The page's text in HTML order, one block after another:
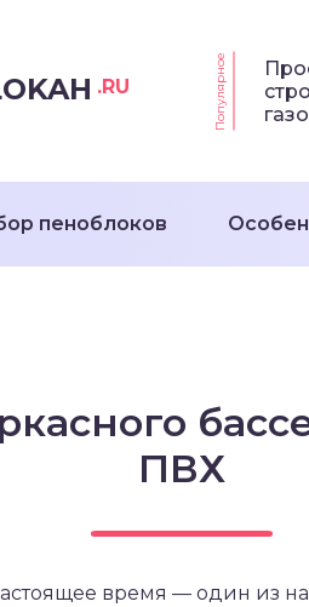
.RU Популярное
пеноблоков
ПВХ
время — один из